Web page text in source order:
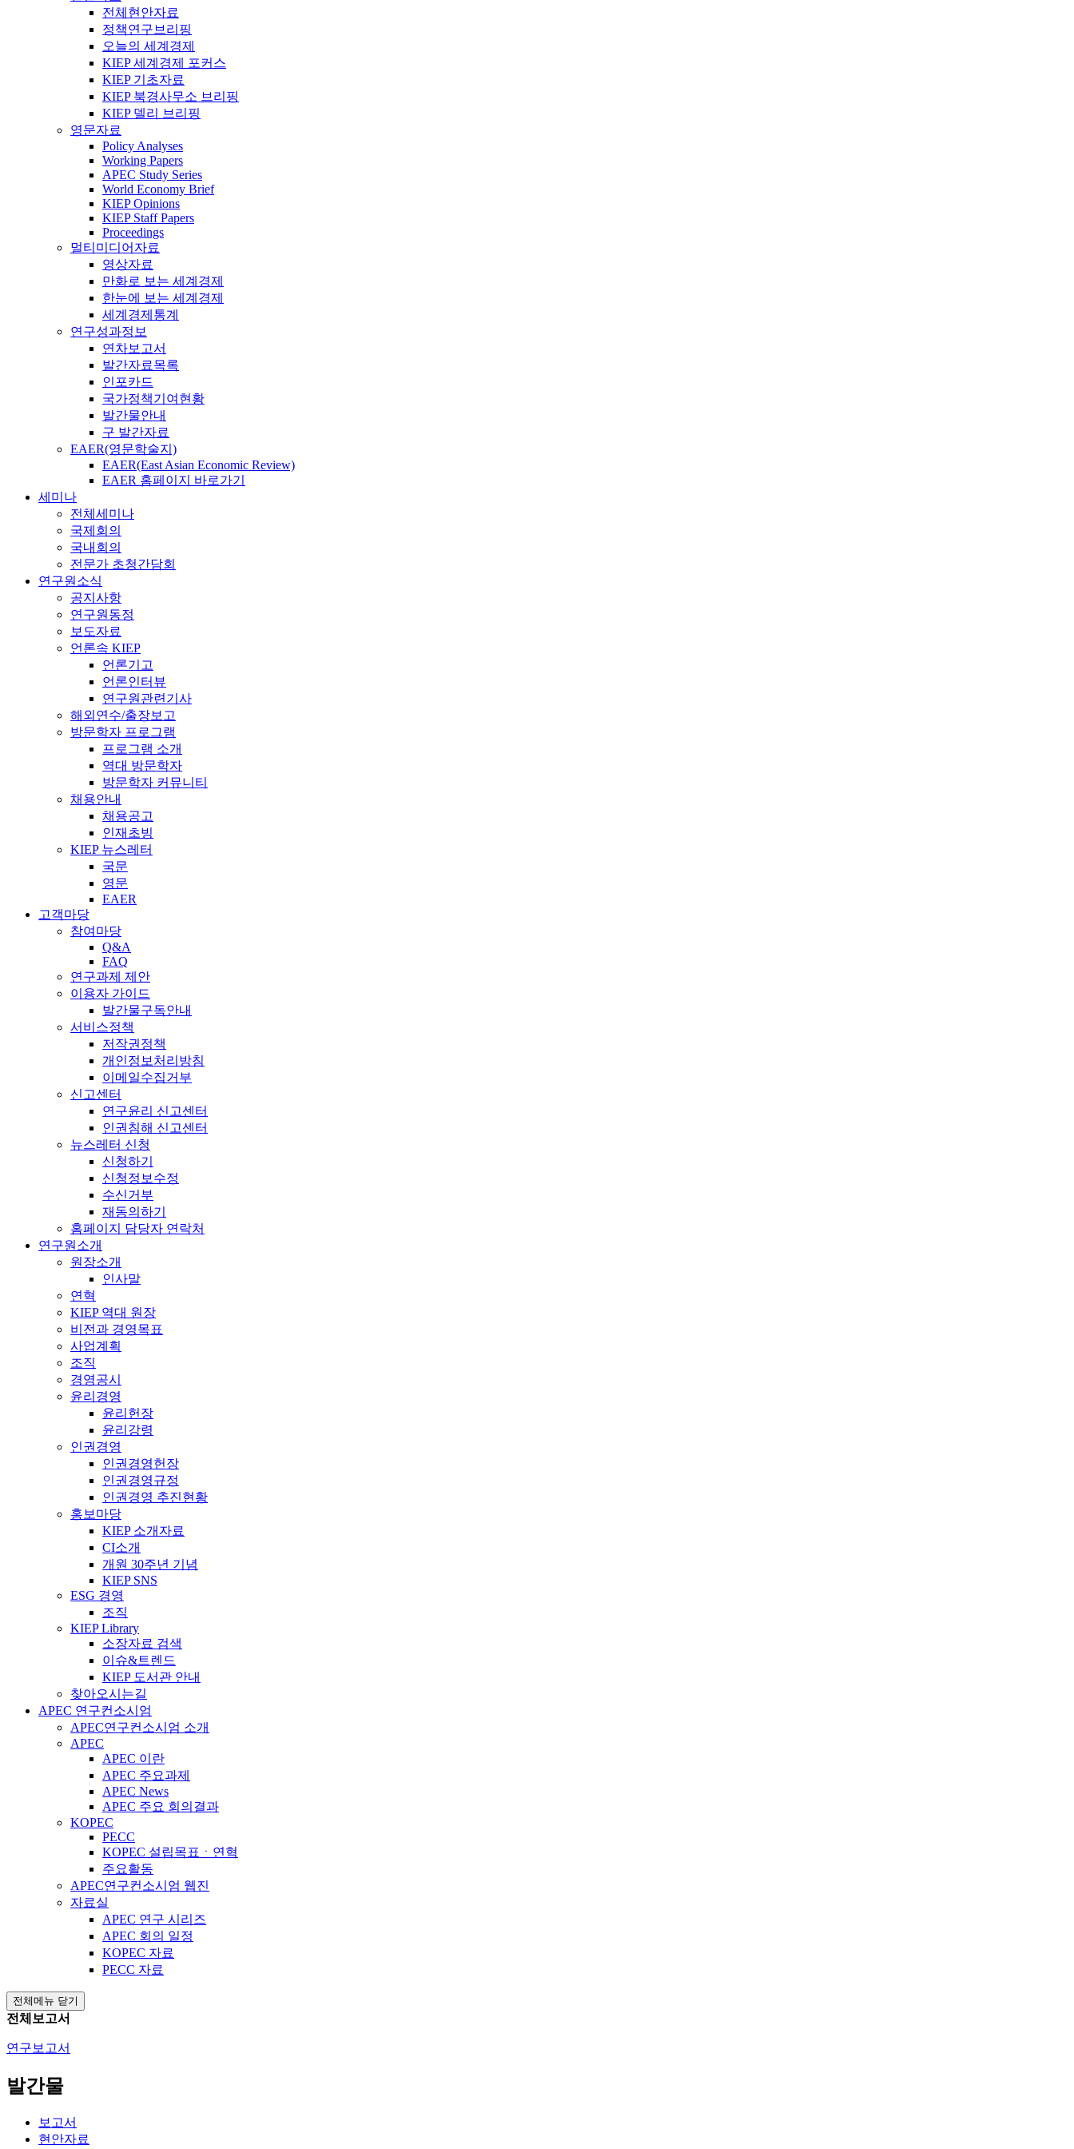
전체현안자료
정책연구브리핑
오늘의 세계경제
KIEP 세계경제 포커스
KIEP 기초자료
KIEP 북경사무소 브리핑
KIEP 델리 브리핑
영문자료
Policy Analyses
Working Papers
APEC Study Series
World Economy Brief
KIEP Opinions
KIEP Staff Papers
Proceedings
멀티미디어자료
영상자료
만화로 보는 세계경제
한눈에 보는 세계경제
세계경제통계
연구성과정보
연차보고서
발간자료목록
인포카드
국가정책기여현황
발간물안내
구 발간자료
EAER(영문학술지)
EAER(East Asian Economic Review)
EAER 홈페이지 바로가기
세미나
전체세미나
국제회의
국내회의
전문가 초청간담회
연구원소식
공지사항
연구원동정
보도자료
언론속 KIEP
언론기고
언론인터뷰
연구원관련기사
해외연수/출장보고
방문학자 프로그램
프로그램 소개
역대 방문학자
방문학자 커뮤니티
채용안내
채용공고
인재초빙
KIEP 뉴스레터
국문
영문
EAER
고객마당
참여마당
Q&A
FAQ
연구과제 제안
이용자 가이드
발간물구독안내
서비스정책
저작권정책
개인정보처리방침
이메일수집거부
신고센터
연구윤리 신고센터
인권침해 신고센터
뉴스레터 신청
신청하기
신청정보수정
수신거부
재동의하기
홈페이지 담당자 연락처
연구원소개
원장소개
인사말
연혁
KIEP 역대 원장
비전과 경영목표
사업계획
조직
경영공시
윤리경영
윤리헌장
윤리강령
인권경영
인권경영헌장
인권경영규정
인권경영 추진현황
홍보마당
KIEP 소개자료
CI소개
개원 30주년 기념
KIEP SNS
ESG 경영
조직
KIEP Library
소장자료 검색
이슈&트렌드
KIEP 도서관 안내
찾아오시는길
APEC 연구컨소시엄
APEC연구컨소시엄 소개
APEC
APEC 이란
APEC 주요과제
APEC News
APEC 주요 회의결과
KOPEC
PECC
KOPEC 설립목표ㆍ연혁
주요활동
APEC연구컨소시엄 웹진
자료실
APEC 연구 시리즈
APEC 회의 일정
KOPEC 자료
PECC 자료
전체메뉴 닫기
전체보고서
연구보고서
발간물
보고서
현안자료